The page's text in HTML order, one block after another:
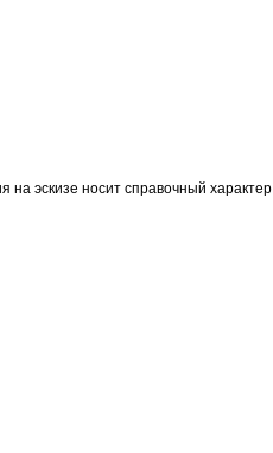
эскизе носит справочный характер